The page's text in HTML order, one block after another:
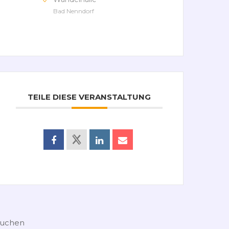
Bad Nenndorf
TEILE DIESE VERANSTALTUNG